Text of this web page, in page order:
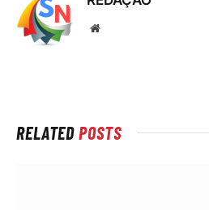
Local
RELATEDPOSTS